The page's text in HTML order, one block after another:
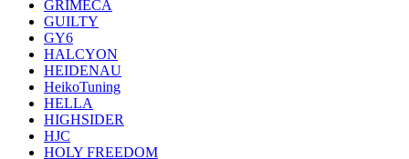
GRIMECA
GUILTY
GY6
HALCYON
HEIDENAU
HeikoTuning
HELLA
HIGHSIDER
HJC
HOLY FREEDOM